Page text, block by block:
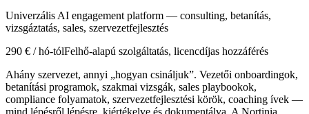
Univerzális AI engagement platform — consulting, betanítás,
vizsgáztatás, sales, szervezetfejlesztés
290 € / hó-tólFelhő-alapú szolgáltatás, licencdíjas hozzáférés
Ahány szervezet, annyi „hogyan csináljuk”. Vezetői onboardingok,
betanítási programok, szakmai vizsgák, sales playbookok,
compliance folyamatok, szervezetfejlesztési körök, coaching ívek —
mind lépésről lépésre, kiértékelve és dokumentálva. A Nortinia